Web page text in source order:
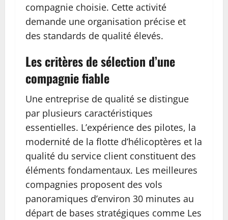
compagnie choisie. Cette activité
demande une organisation précise et
des standards de qualité élevés.
Les critères de sélection d’une
compagnie fiable
Une entreprise de qualité se distingue
par plusieurs caractéristiques
essentielles. L’expérience des pilotes, la
modernité de la flotte d’hélicoptères et la
qualité du service client constituent des
éléments fondamentaux. Les meilleures
compagnies proposent des vols
panoramiques d’environ 30 minutes au
départ de bases stratégiques comme Les